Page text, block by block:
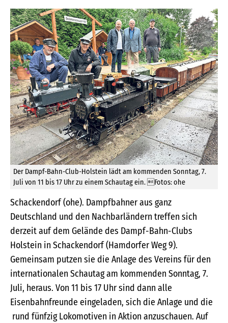
Der Dampf-Bahn-Club-Holstein lädt am kommenden Sonntag, 7.
Juli von 11 bis 17 Uhr zu einem Schautag ein. Fotos: ohe
Schackendorf (ohe). Dampfbahner aus ganz
Deutschland und den Nachbarländern treffen sich
derzeit auf dem Gelände des Dampf-Bahn-Clubs
Holstein in Schackendorf (Hamdorfer Weg 9).
Gemeinsam putzen sie die Anlage des Vereins für den
internationalen Schautag am kommenden Sonntag, 7.
Juli, heraus. Von 11 bis 17 Uhr sind dann alle
Eisenbahnfreunde eingeladen, sich die Anlage und die
rund fünfzig Lokomotiven in Aktion anzuschauen. Auf